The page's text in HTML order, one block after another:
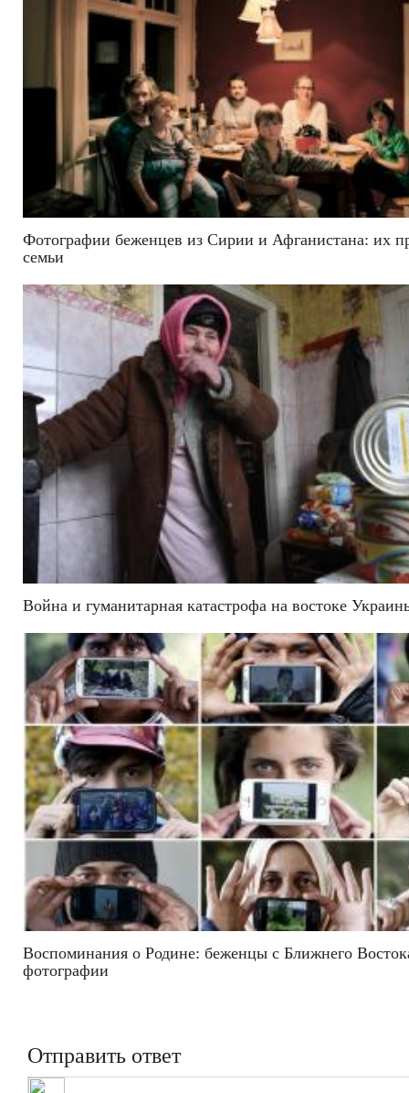
Фотографии беженцев из Сирии и Афганистана: их
семьи
Война и гуманитарная катастрофа на востоке
Воспоминания о Родине: беженцы с Ближнего
фотографии
Отправить ответ